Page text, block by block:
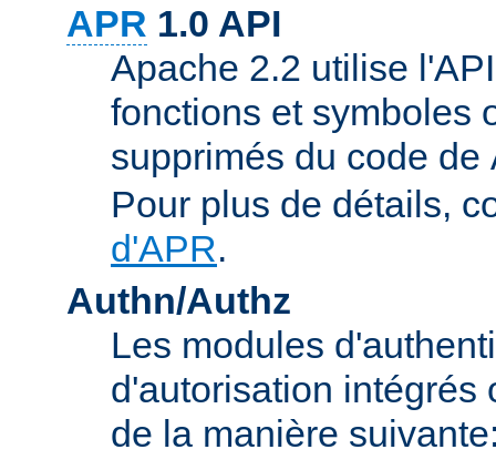
APR 1.0 API
Apache 2.2 utilise
fonctions et symboles
supprimés du code de
Pour plus de détails,
d'APR.
Authn/Authz
Les modules
d'autorisation intégrés
de la manière